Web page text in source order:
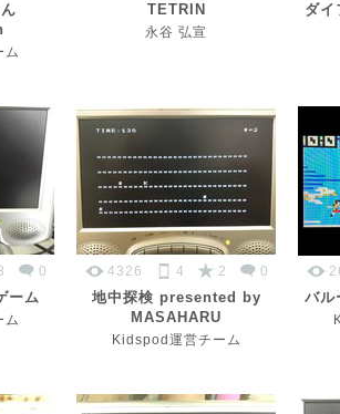
ム
TETRIN
永谷 弘宣
ダイ
0
ーム
ム
4326 4 2 0
地中探検 presented by
MASAHARU
Kidspod運営チーム
バル